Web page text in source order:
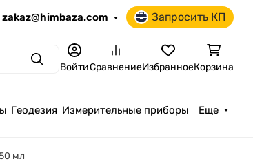
zakaz@himbaza.com Запросить КП
ПоискВойтиСравнениеИзбранноеКорзина
Геодезия Измерительные приборы Еще
мл